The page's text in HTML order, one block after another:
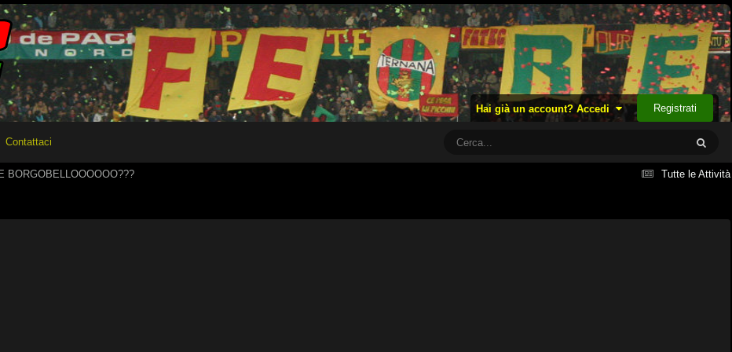
Hai già un account? Accedi Registrati
Contattaci
Tutte le Attività
BORGOBELLOOOOOO???